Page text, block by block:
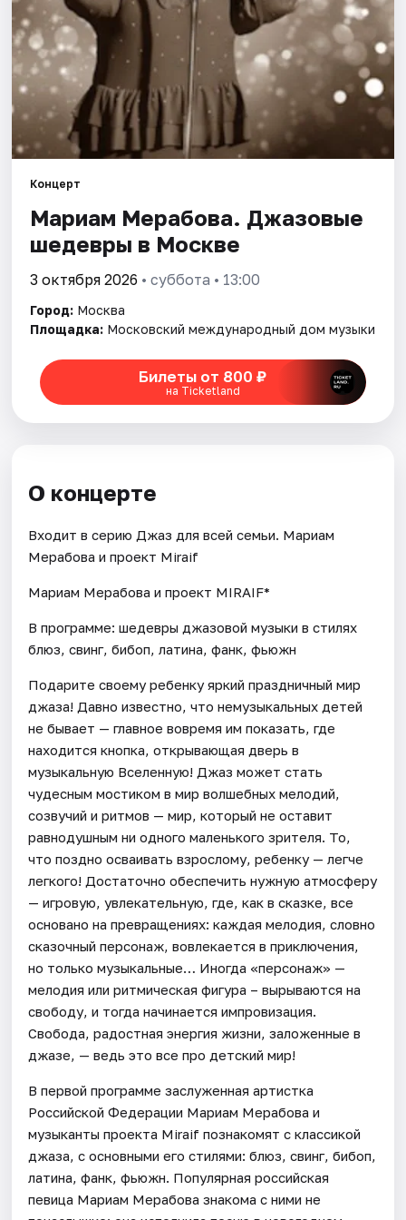
Города
Площадки
Артисты
Концерт
Мариам Мерабова. Джазовые
шедевры в Москве
3 октября 2026 • суббота • 13:00
Город: Москва
Площадка: Московский международный дом музыки
Билеты от 800 ₽
на Ticketland
О концерте
Входит в серию Джаз для всей семьи. Мариам
Мерабова и проект Miraif
Мариам Мерабова и проект MIRAIF*
В программе: шедевры джазовой музыки в стилях
блюз, свинг, бибоп, латина, фанк, фьюжн
Подарите своему ребенку яркий праздничный мир
джаза! Давно известно, что немузыкальных детей
не бывает — главное вовремя им показать, где
находится кнопка, открывающая дверь в
музыкальную Вселенную! Джаз может стать
чудесным мостиком в мир волшебных мелодий,
созвучий и ритмов — мир, который не оставит
равнодушным ни одного маленького зрителя. То,
что поздно осваивать взрослому, ребенку — легче
легкого! Достаточно обеспечить нужную атмосферу
— игровую, увлекательную, где, как в сказке, все
основано на превращениях: каждая мелодия, словно
сказочный персонаж, вовлекается в приключения,
но только музыкальные… Иногда «персонаж» —
мелодия или ритмическая фигура – вырываются на
свободу, и тогда начинается импровизация.
Свобода, радостная энергия жизни, заложенные в
джазе, — ведь это все про детский мир!
В первой программе заслуженная артистка
Российской Федерации Мариам Мерабова и
музыканты проекта Miraif познакомят с классикой
джаза, с основными его стилями: блюз, свинг, бибоп,
латина, фанк, фьюжн. Популярная российская
певица Мариам Мерабова знакома с ними не